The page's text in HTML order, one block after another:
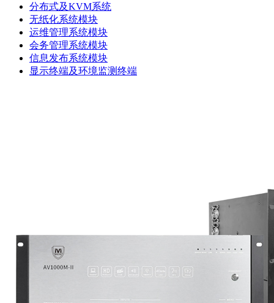
分布式及KVM系统
无纸化系统模块
运维管理系统模块
会务管理系统模块
信息发布系统模块
显示终端及环境监测终端